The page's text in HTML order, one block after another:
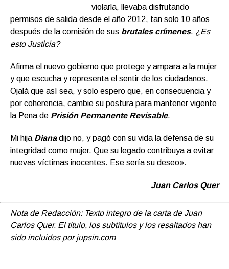
violarla, llevaba disfrutando
permisos de salida desde el año 2012, tan solo 10 años
después de la comisión de sus brutales crímenes. ¿Es
esto Justicia?
Afirma el nuevo gobierno que protege y ampara a la mujer
y que escucha y representa el sentir de los ciudadanos.
Ojalá que así sea, y solo espero que, en consecuencia y
por coherencia, cambie su postura para mantener vigente
la Pena de Prisión Permanente Revisable.
Mi hija Dianadijo no, y pagó con su vida la defensa de su
integridad como mujer. Que su legado contribuya a evitar
nuevas víctimas inocentes. Ese sería su deseo».
Juan Carlos Quer
Nota de Redacción: Texto integro de la carta de Juan
Carlos Quer. El título, los subtítulos y los resaltados han
sido incluidos por jupsin.com